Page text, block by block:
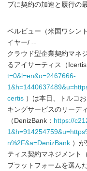
プに契約の加速と履行の
ベルビュー（米国ワシン
イヤー/ --
クラウド型企業契約マネ
るアイサーティス（Icertis
t=0&l=en&o=2467666-
certis ）は本日、トルコ
キングサービスのリーデ
（DenizBank： https://
n%2F&a=DenizBank ）
ティス契約マネジメント
プラットフォームを選ん